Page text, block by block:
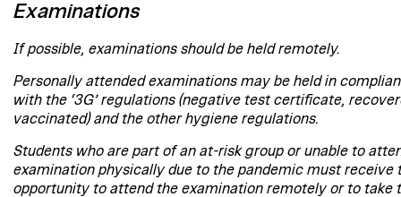
Examinations
If possible, examinations should be held remotely.
Personally attended examinations may be held in
with the ‘3G’ regulations (negative test certificate,
vaccinated) and the other hygiene regulations.
Students who are part of an at-risk group or unable to
examination physically due to the pandemic must receive
opportunity to attend the examination remotely or to take